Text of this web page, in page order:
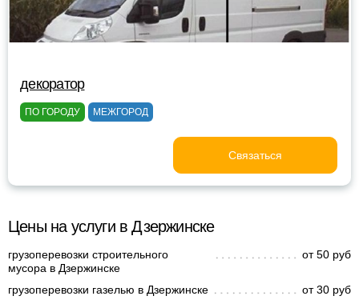
декоратор
ПО ГОРОДУ МЕЖГОРОД
Связаться
Цены на услуги в Дзержинске
грузоперевозки строительного
мусора в Дзержинске
от 50 руб
грузоперевозки газелью в Дзержинске
от 30 руб